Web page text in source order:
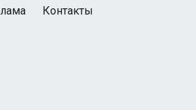
Контакты